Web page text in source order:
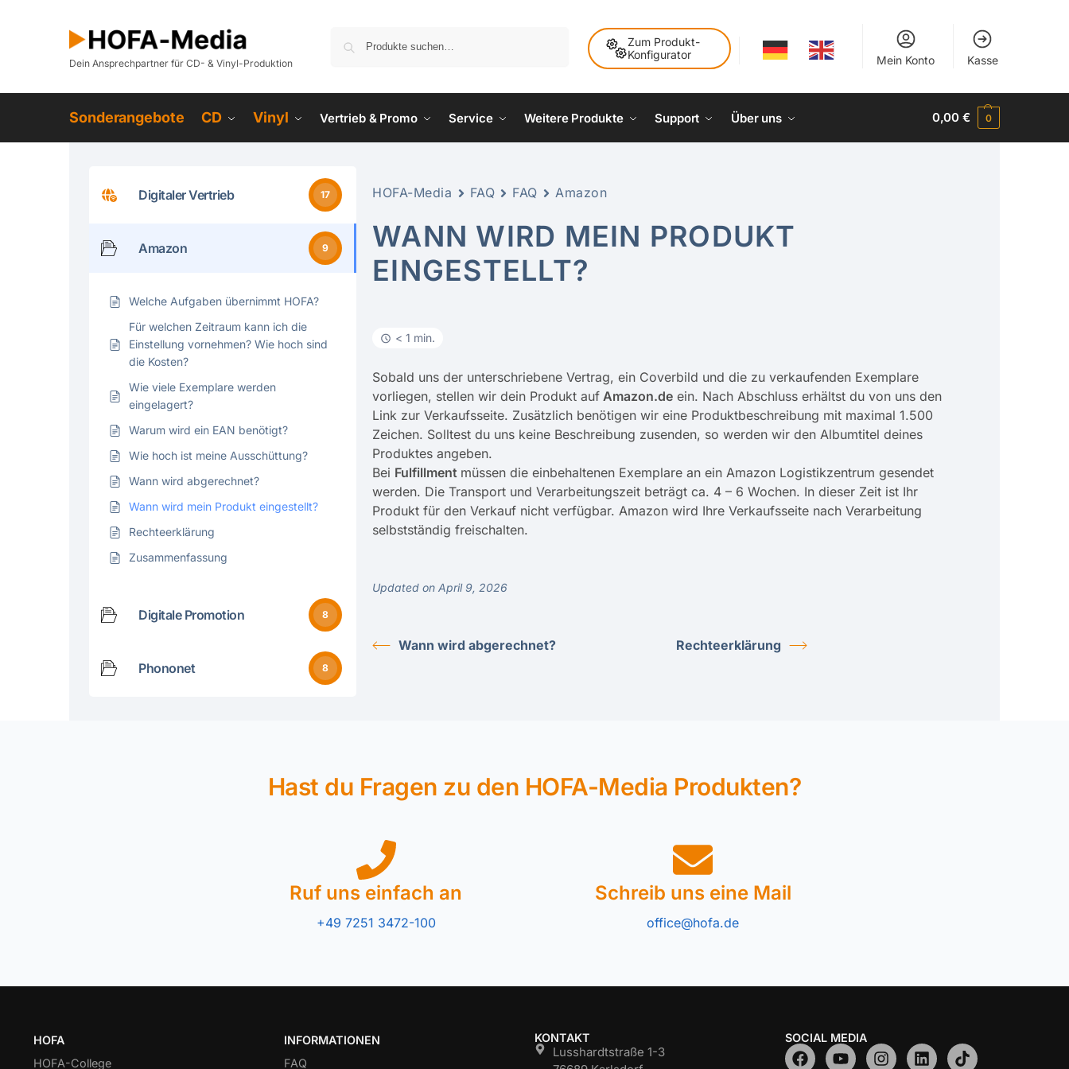
Dein Ansprechpartner für CD- & Vinyl-Produktion
Zum Produkt-
Konfigurator
Mein Konto Kasse
Sonderangebote CD Vinyl Vertrieb & Promo Service Weitere Produkte Support Über uns 0,00€ 0
Digitaler Vertrieb 17
Amazon 9
Welche Aufgaben übernimmt HOFA?
Für welchen Zeitraum kann ich die
Einstellung vornehmen? Wie hoch sind
die Kosten?
Wie viele Exemplare werden
eingelagert?
Warum wird ein EAN benötigt?
Wie hoch ist meine Ausschüttung?
Wann wird abgerechnet?
Wann wird mein Produkt eingestellt?
Rechteerklärung
Zusammenfassung
Digitale Promotion 8
Phononet 8
HOFA-Media FAQ FAQ Amazon
WANN WIRD MEIN PRODUKT
EINGESTELLT?
< 1 min.
Sobald uns der unterschriebene Vertrag, ein Coverbild und die zu verkaufenden Exemplare
vorliegen, stellen wir dein Produkt auf Amazon.de ein. Nach Abschluss erhältst du von uns den
Link zur Verkaufsseite. Zusätzlich benötigen wir eine Produktbeschreibung mit maximal 1.500
Zeichen. Solltest du uns keine Beschreibung zusenden, so werden wir den Albumtitel deines
Produktes angeben.
Bei Fulfillment müssen die einbehaltenen Exemplare an ein Amazon Logistikzentrum gesendet
werden. Die Transport und Verarbeitungszeit beträgt ca. 4 – 6 Wochen. In dieser Zeit ist Ihr
Produkt für den Verkauf nicht verfügbar. Amazon wird Ihre Verkaufsseite nach Verarbeitung
selbstständig freischalten.
Updated on April 9, 2026
Wann wird abgerechnet? Rechteerklärung
Hast du Fragen zu den HOFA-Media Produkten?
Ruf uns einfach an
+49 7251 3472-100
Schreib uns eine Mail
office@hofa.de
HOFA
HOFA-College
INFORMATIONEN
FAQ
KONTAKT
Lusshardtstraße 1-3
SOCIAL MEDIA